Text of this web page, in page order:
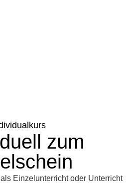
zum
Einzelunterricht oder Unterricht